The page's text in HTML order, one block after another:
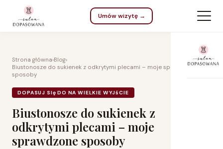
Umów wizytę →
Strona główna›Blog›
Biustonosze do sukienek z odkrytymi plecami – moje sprawdzone
sposoby
DOPASUJ SIę DO NA WIELKIE WYJśCIE
Biustonosze do sukienek z
odkrytymi plecami – moje
sprawdzone sposoby